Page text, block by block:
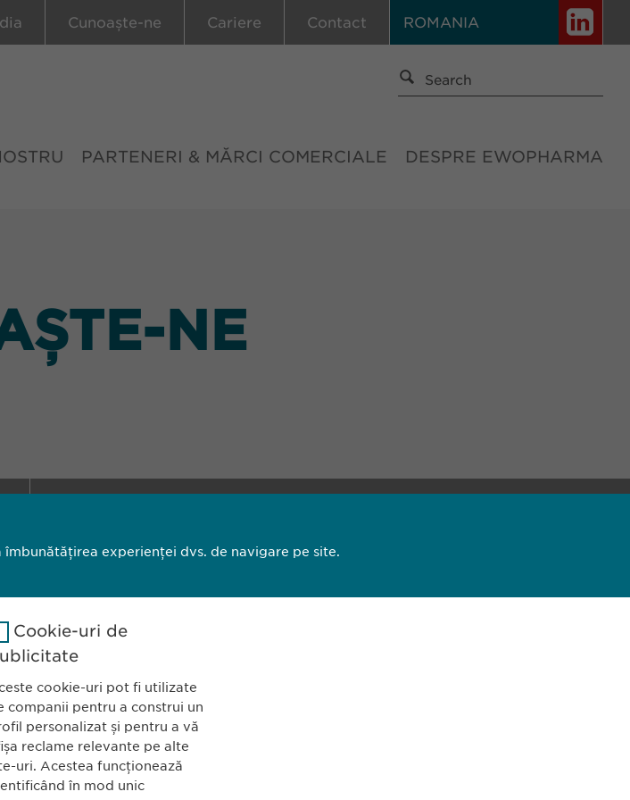
ROMANIA
Cunoaște-ne Cariere Contact
PARTENERI & MĂRCI COMERCIALE DESPRE EWOPHARMA
NE
Fax: +40 21 202 93 27
Imprimă
experienței dvs. de navigare pe site.
Cookie-uri de
cookie-uri pot fi utilizate
companii pentru a construi un
personalizat și pentru a vă
reclame relevante pe alte
uri. Acestea funcționează
în mod unic